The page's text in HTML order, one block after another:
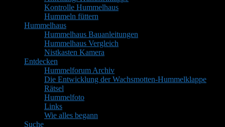
Kontrolle Hummelhaus
Hummeln füttern
Hummelhaus
Hummelhaus Bauanleitungen
Hummelhaus Vergleich
Nistkasten Kamera
Entdecken
Hummelforum Archiv
Die Entwicklung der Wachsmotten-Hummelklappe
Rätsel
Hummelfoto
Links
Wie alles begann
Suche